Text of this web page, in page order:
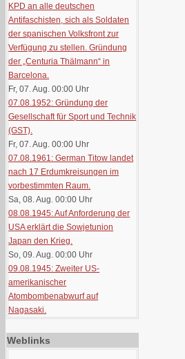
KPD an alle deutschen
Antifaschisten, sich als Soldaten
der spanischen Volksfront zur
Verfügung zu stellen. Gründung
der „Centuria Thälmann“ in
Barcelona.
Fr, 07. Aug. 00:00 Uhr
07.08.1952: Gründung der
Gesellschaft für Sport und Technik
(GST).
Fr, 07. Aug. 00:00 Uhr
07.08.1961: German Titow landet
nach 17 Erdumkreisungen im
vorbestimmten Raum.
Sa, 08. Aug. 00:00 Uhr
08.08.1945: Auf Anforderung der
USA erklärt die Sowjetunion
Japan den Krieg.
So, 09. Aug. 00:00 Uhr
09.08.1945: Zweiter US-
amerikanischer
Atombombenabwurf auf
Nagasaki.
Weblinks